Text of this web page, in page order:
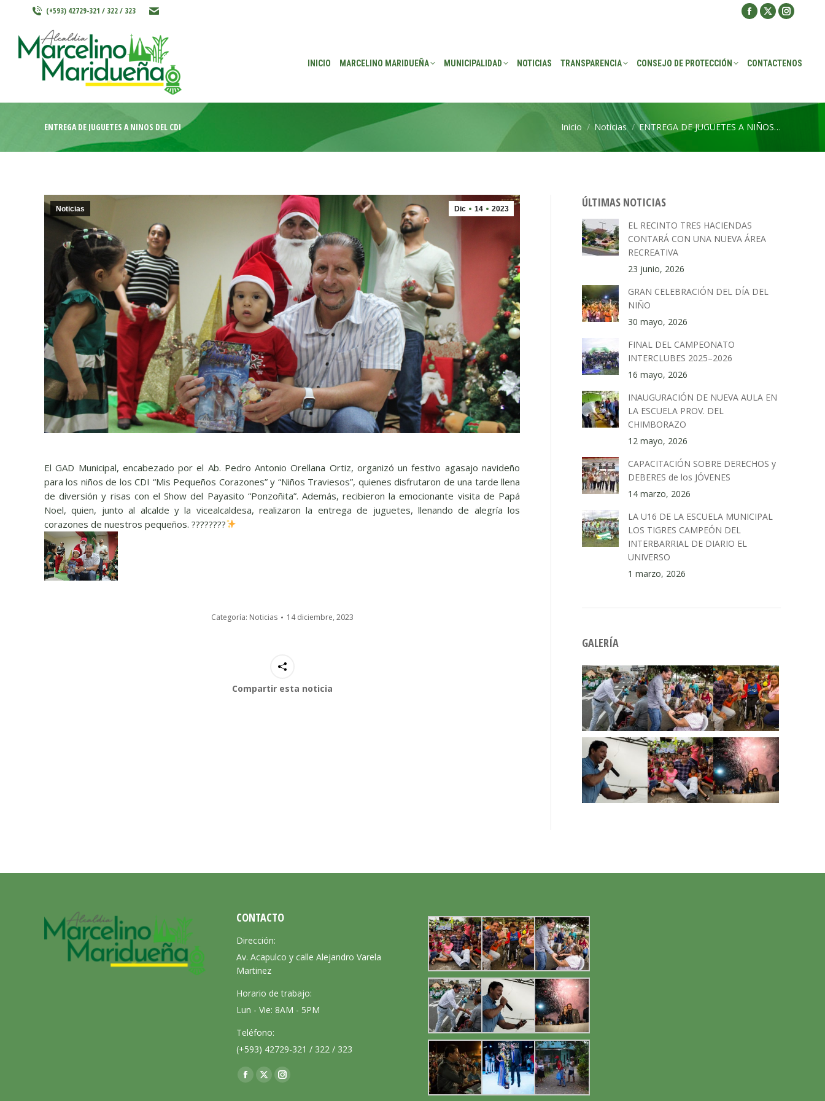
(+593) 42729-321 / 322 / 323
Facebook
in
X
in
in
INICIO MARCELINO MARIDUEÑA MUNICIPALIDAD NOTICIAS TRANSPARENCIA CONSEJO DE PROTECCIÓN CONTACTENOS
ENTREGA DE JUGUETES A NIÑOS DEL CDI Estás aquí:
Inicio Noticias ENTREGA DE JUGUETES A NIÑOS…
Dic 14 2023
Noticias
El GAD Municipal, encabezado por el Ab. Pedro Antonio Orellana Ortiz, organizó un festivo agasajo navideño
para los niños de los CDI “Mis Pequeños Corazones” y “Niños Traviesos”, quienes disfrutaron de una tarde llena
de diversión y risas con el Show del Payasito “Ponzoñita”. Además, recibieron la emocionante visita de Papá
Noel, quien, junto al alcalde y la vicealcaldesa, realizaron la entrega de juguetes, llenando de alegría los
corazones de nuestros pequeños. ????????
Categoría: Noticias 14 diciembre, 2023
Compartir esta noticia
ÚLTIMAS NOTICIAS
EL RECINTO TRES HACIENDAS
CONTARÁ CON UNA NUEVA ÁREA
RECREATIVA
23 junio, 2026
GRAN CELEBRACIÓN DEL DÍA DEL
NIÑO
30 mayo, 2026
FINAL DEL CAMPEONATO
INTERCLUBES 2025–2026
16 mayo, 2026
INAUGURACIÓN DE NUEVA AULA EN
LA ESCUELA PROV. DEL
CHIMBORAZO
12 mayo, 2026
CAPACITACIÓN SOBRE DERECHOS y
DEBERES de los JÓVENES
14 marzo, 2026
LA U16 DE LA ESCUELA MUNICIPAL
LOS TIGRES CAMPEÓN DEL
INTERBARRIAL DE DIARIO EL
UNIVERSO
1 marzo, 2026
GALERÍA
CONTACTO
Dirección:
Av. Acapulco y calle Alejandro Varela
Martinez
Horario de trabajo:
Lun - Vie: 8AM - 5PM
Teléfono:
(+593) 42729-321 / 322 / 323
Encuéntranos en:
Facebook
X
Instagram